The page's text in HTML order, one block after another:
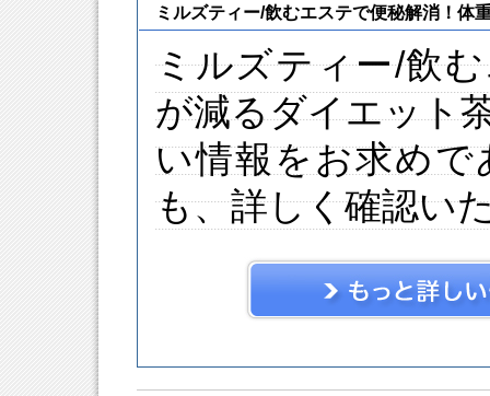
ミルズティー/飲むエステで便秘解消！体
ミルズティー/飲
が減るダイエット
い情報をお求め
も、詳しく確認い